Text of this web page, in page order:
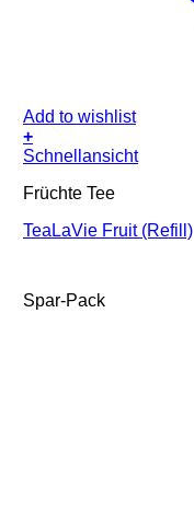
Add to wishlist
+
Schnellansicht
Früchte Tee
TeaLaVie Fruit (Refill)
Spar-Pack